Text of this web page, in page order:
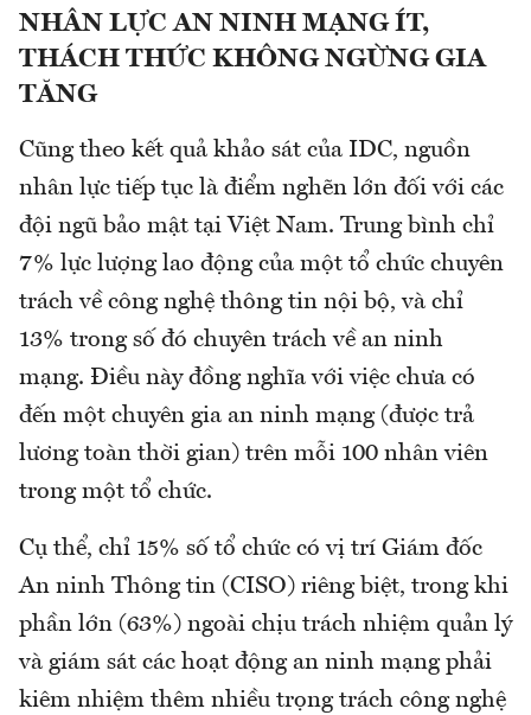
NHÂN LỰC AN NINH MẠNG ÍT,
THÁCH THỨC KHÔNG NGỪNG GIA
TĂNG
Cũng theo kết quả khảo sát của IDC, nguồn
nhân lực tiếp tục là điểm nghẽn lớn đối với các
đội ngũ bảo mật tại Việt Nam. Trung bình chỉ
7% lực lượng lao động của một tổ chức chuyên
trách về công nghệ thông tin nội bộ, và chỉ
13% trong số đó chuyên trách về an ninh
mạng. Điều này đồng nghĩa với việc chưa có
đến một chuyên gia an ninh mạng (được trả
lương toàn thời gian) trên mỗi 100 nhân viên
trong một tổ chức.
Cụ thể, chỉ 15% số tổ chức có vị trí Giám đốc
An ninh Thông tin (CISO) riêng biệt, trong khi
phần lớn (63%) ngoài chịu trách nhiệm quản lý
và giám sát các hoạt động an ninh mạng phải
kiêm nhiệm thêm nhiều trọng trách công nghệ